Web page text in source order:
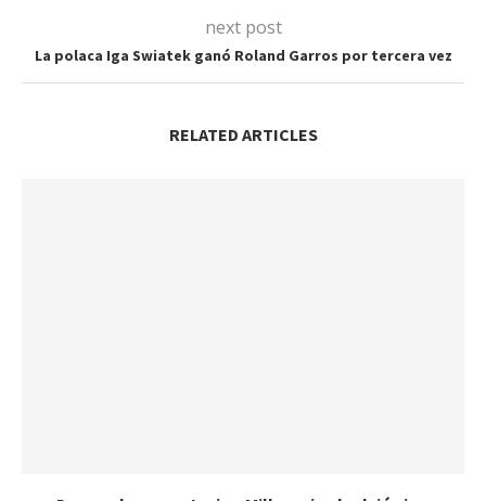
next post
La polaca Iga Swiatek ganó Roland Garros por tercera vez
RELATED ARTICLES